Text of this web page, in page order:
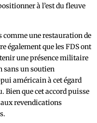
à l’est du fleuve
comme une restauration de
également que les FDS ont
une présence militaire
sans un soutien
américain à cet égard
Bien que cet accord puisse
revendications